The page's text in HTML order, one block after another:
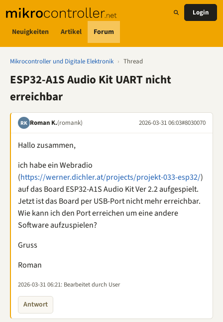
Neuigkeiten Artikel Forum
Login
Mikrocontroller und Digitale Elektronik › Thread
ESP32-A1S Audio Kit UART nicht
erreichbar
RK Roman K.(romank) 2026-03-31 06:03#8030070
Hallo zusammen,
ich habe ein Webradio
(https://werner.dichler.at/projects/projekt-033-esp32/)
auf das Board ESP32-A1S Audio Kit Ver 2.2 aufgespielt.
Jetzt ist das Board per USB-Port nicht mehr erreichbar.
Wie kann ich den Port erreichen um eine andere
Software aufzuspielen?
Gruss
Roman
2026-03-31 06:21: Bearbeitet durch User
Antwort